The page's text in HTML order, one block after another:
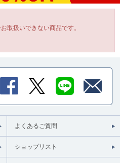
取扱いできない商品です。
よくあるご質問
ショップリスト